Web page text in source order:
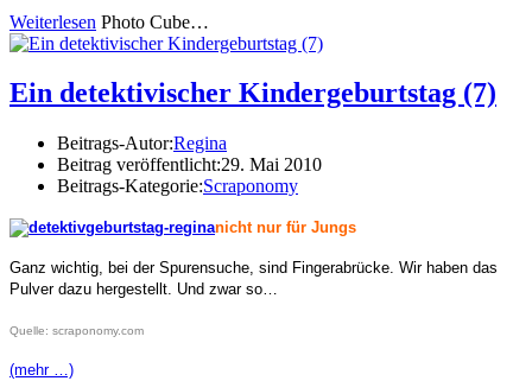
Weiterlesen Photo Cube…
Ein detektivischer Kindergeburtstag (7)
Beitrags-Autor:Regina
Beitrag veröffentlicht:29. Mai 2010
Beitrags-Kategorie:Scraponomy
nicht nur für Jungs
Ganz wichtig, bei der Spurensuche, sind Fingerabrücke. Wir haben das
Pulver dazu hergestellt. Und zwar so…
Quelle: scraponomy.com
(mehr …)